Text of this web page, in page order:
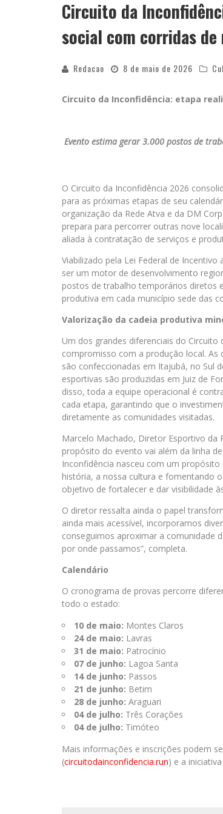
Circuito da
social com corridas de
Redacao 8 de maio de 2026
Circuito da Inconfidência: etapa
Evento estima gerar 3.000 postos de
O Circuito da Inconfidência 2026
para as próximas etapas de seu
organização da Rede Atva e da DM
prepara para percorrer outras nove
aliada à contratação de serviços e
Viabilizado pela Lei Federal de
ser um motor de desenvolvimento
postos de trabalho temporários diretos
produtiva em cada município sede das
Valorização da cadeia produtiva
Um dos grandes diferenciais do Circuito
compromisso com a produção local. As
são confeccionadas em Itajubá, no Sul
esportivas são produzidas em Juiz de
disso, toda a equipe operacional é
cada etapa, garantindo que o
diretamente as comunidades visitadas.
Marcelo Machado, Diretor Esportivo da
propósito do evento vai além da linha
Inconfidência nasceu com um
história, a nossa cultura e fomentando
objetivo de fortalecer e dar visibilidade
O diretor ressalta ainda o papel
ainda mais acessível, incorporamos
conseguimos aproximar a comunidade
por onde passamos”, completa.
Calendário
O cronograma de provas percorre
todo o estado:
10 de maio: Montes Claros
24 de maio: Lavras
31 de maio: Patrocínio
07 de junho: Lagoa Santa
14 de junho: Passos
21 de junho: Betim
28 de junho: Araguari
04 de julho: Três Corações
04 de julho: Timóteo
Mais informações e inscrições podem
(circuitodainconfidencia.run) e a